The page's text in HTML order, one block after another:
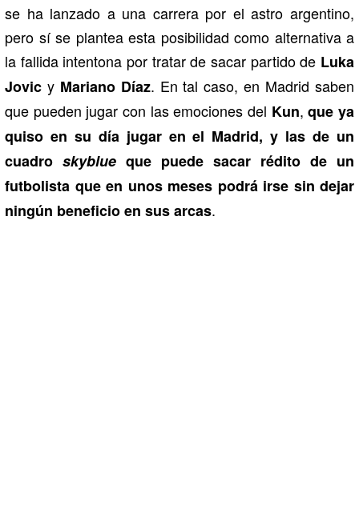
se ha lanzado a una carrera por el astro argentino,
pero sí se plantea esta posibilidad como alternativa a
la fallida intentona por tratar de sacar partido de Luka
Jovic y Mariano Díaz. En tal caso, en Madrid saben
que pueden jugar con las emociones del Kun, que ya
quiso en su día jugar en el Madrid, y las de un
cuadro skyblue que puede sacar rédito de un
futbolista que en unos meses podrá irse sin dejar
ningún beneficio en sus arcas.